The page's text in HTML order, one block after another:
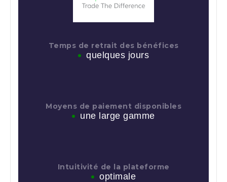
Temps de retrait des bénéfices
quelques jours
Moyens de paiement disponibles
une large gamme
Intuitivité de la plateforme
optimale